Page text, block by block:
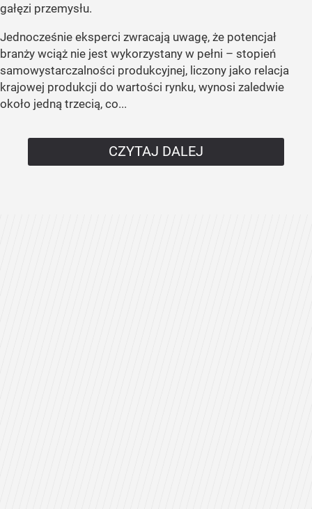
gałęzi przemysłu.
Jednocześnie eksperci zwracają uwagę, że potencjał
branży wciąż nie jest wykorzystany w pełni – stopień
samowystarczalności produkcyjnej, liczony jako relacja
krajowej produkcji do wartości rynku, wynosi zaledwie
około jedną trzecią, co...
CZYTAJ DALEJ